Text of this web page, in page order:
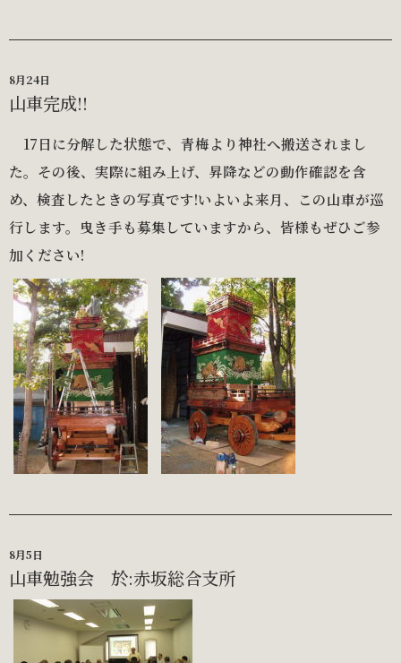
8月24日
山車完成!!
17日に分解した状態で、青梅より神社へ搬送されまし
た。その後、実際に組み上げ、昇降などの動作確認を含
め、検査したときの写真です!いよいよ来月、この山車が巡
行します。曳き手も募集していますから、皆様もぜひご参
加ください!
8月5日
山車勉強会 於:赤坂総合支所